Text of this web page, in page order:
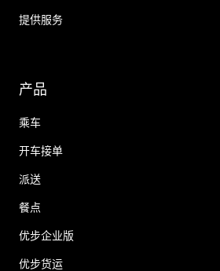
提供服务
产品
乘车
开车接单
派送
餐点
优步企业版
优步货运